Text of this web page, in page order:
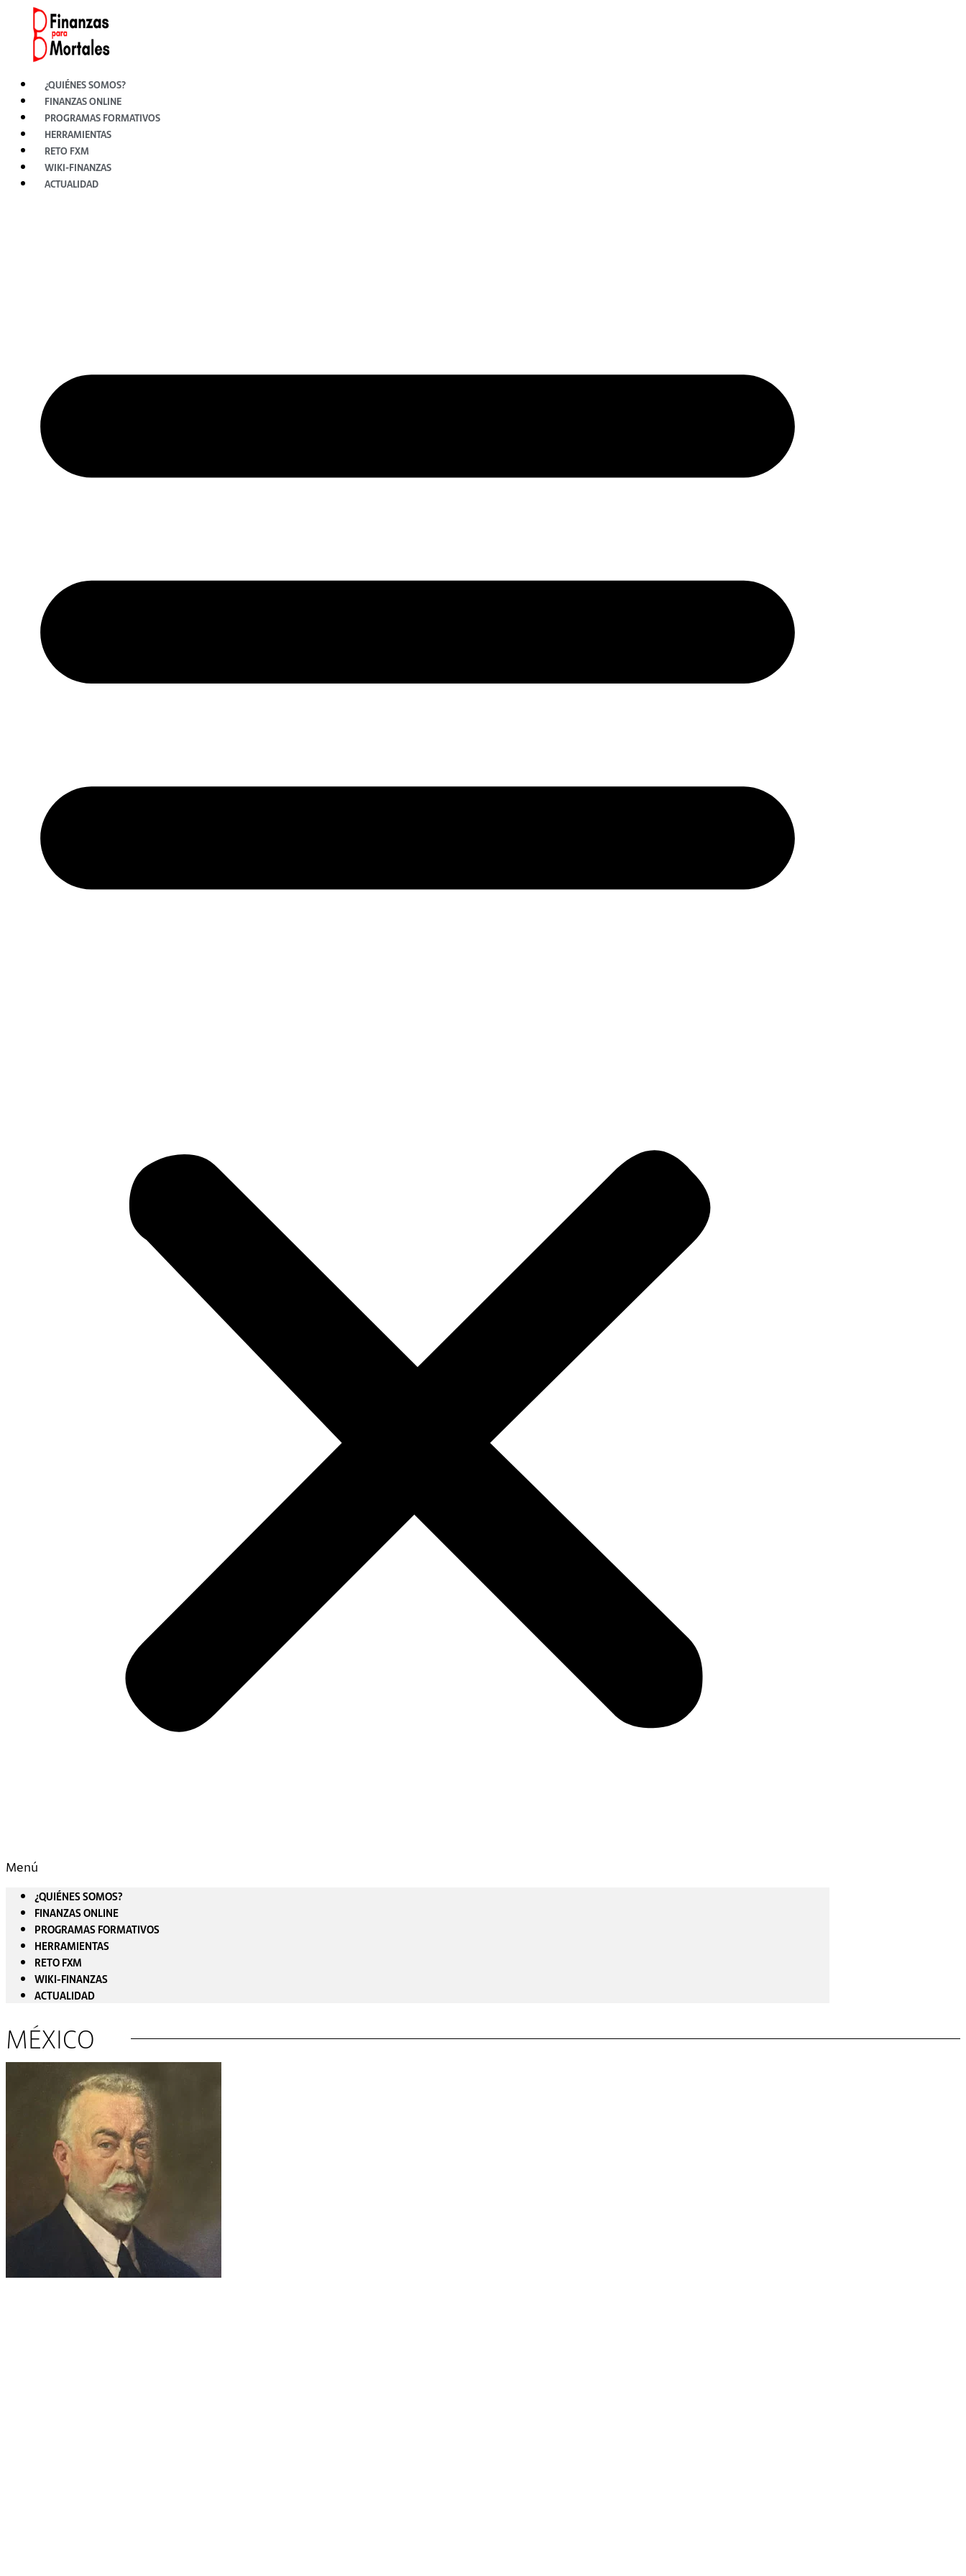
contenido
¿QUIÉNES SOMOS?
FINANZAS ONLINE
PROGRAMAS FORMATIVOS
HERRAMIENTAS
RETO FXM
WIKI-FINANZAS
ACTUALIDAD
Menú
¿QUIÉNES SOMOS?
FINANZAS ONLINE
PROGRAMAS FORMATIVOS
HERRAMIENTAS
RETO FXM
WIKI-FINANZAS
ACTUALIDAD
MÉXICO